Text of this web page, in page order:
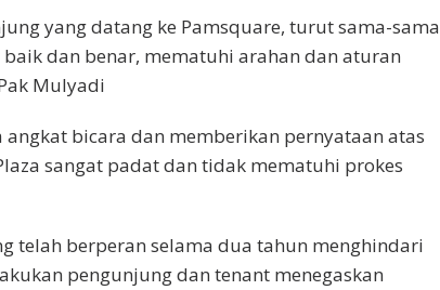
yang datang ke Pamsquare, turut sama-sama
dan benar, mematuhi arahan dan aturan
Mulyadi
angkat bicara dan memberikan pernyataan atas
sangat padat dan tidak mematuhi prokes
telah berperan selama dua tahun menghindari
pengunjung dan tenant menegaskan